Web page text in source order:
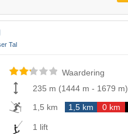
Tal
Waardering
235 m (1444 m - 1679 m)
1,5 km
1,5 km 0 km
1 lift